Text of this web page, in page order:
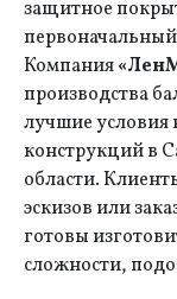
защитное
Компания
производства
лучшие условия
конструкций в
области.
эскизов или
готовы
сложности,